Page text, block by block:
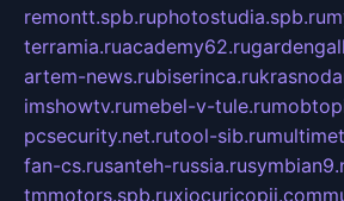
remontt.spb.ruphotostudia.spb.ru
terramia.ruacademy62.ru
artem-news.rubiserinca.ru
imshowtv.rumebel-v-tule.ru
pcsecurity.net.rutool-sib.ru
fan-cs.rusanteh-russia.ru
tmmotors.spb.ruxjocuricopii.com